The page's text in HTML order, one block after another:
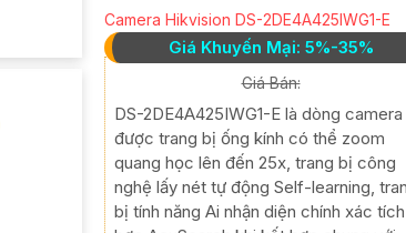
Camera Hikvision DS-2DE4A425IWG1-E
Giá Khuyến Mại: 5%-35%
Giá Bán:
DS-2DE4A425IWG1-E là dòng camera
được trang bị ống kính có thể zoom
quang học lên đến 25x, trang bị công
nghệ lấy nét tự động Self-learning,
bị tính năng Ai nhận diện chính xác tích